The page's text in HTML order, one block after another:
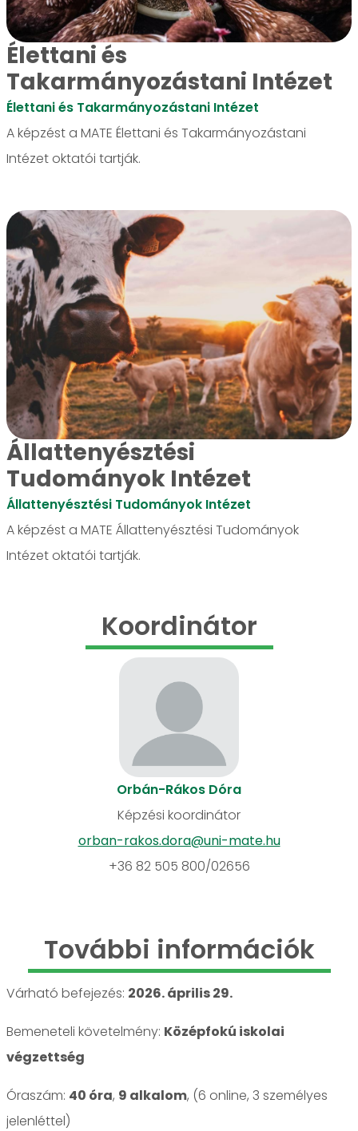
Élettani és
Takarmányozástani Intézet
Élettani és Takarmányozástani Intézet
A képzést a MATE Élettani és Takarmányozástani
Intézet oktatói tartják.
Állattenyésztési
Tudományok Intézet
Állattenyésztési Tudományok Intézet
A képzést a MATE Állattenyésztési Tudományok
Intézet oktatói tartják.
Koordinátor
Orbán-Rákos Dóra
Képzési koordinátor
orban-rakos.dora@uni-mate.hu
+36 82 505 800/02656
További információk
Várható befejezés: 2026. április 29.
Bemeneteli követelmény: Középfokú iskolai
végzettség
Óraszám: 40 óra, 9 alkalom, (6 online, 3 személyes
jelenléttel)